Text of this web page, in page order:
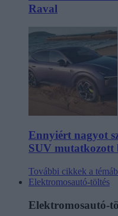
Raval
Ennyiért nagyot
SUV mutatkozott
További cikkek a
Elektromosautó-töltés
Elektromosautó-